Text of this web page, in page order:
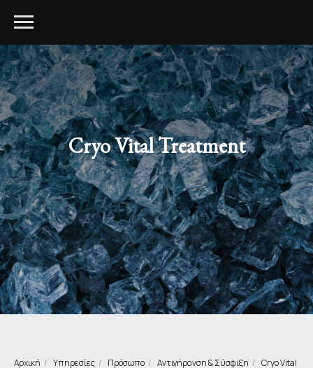
Cryo Vital Treatment
Αρχική / Υπηρεσίες / Πρόσωπο / Αντιγήρανση & Σύσφιξη / Cryo Vital